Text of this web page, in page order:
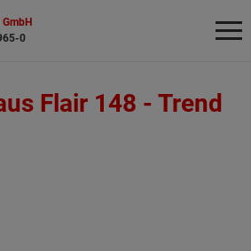
0
Flair 148 - Trend
Sie suchen?